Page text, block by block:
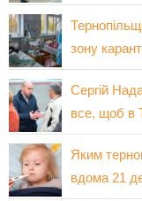
зону
Сергій
все, щоб в
Яким
вдома 21